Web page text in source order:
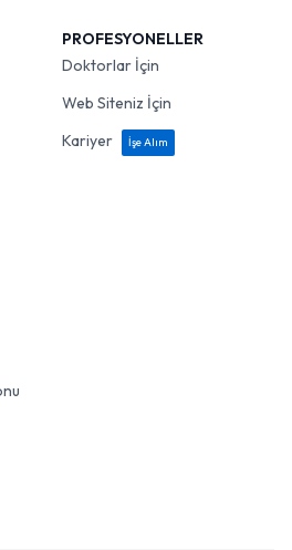
PROFESYONELLER
Doktorlar İçin
Web Siteniz İçin
Kariyer
İşe Alım